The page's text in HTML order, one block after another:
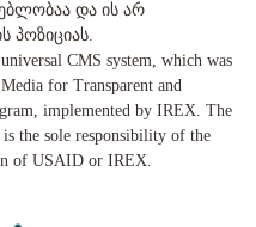
და ის არ
პოზიციას.
CMS system, which was
for Transparent and
implemented by IREX. The
the sole responsibility of the
of USAID or IREX.